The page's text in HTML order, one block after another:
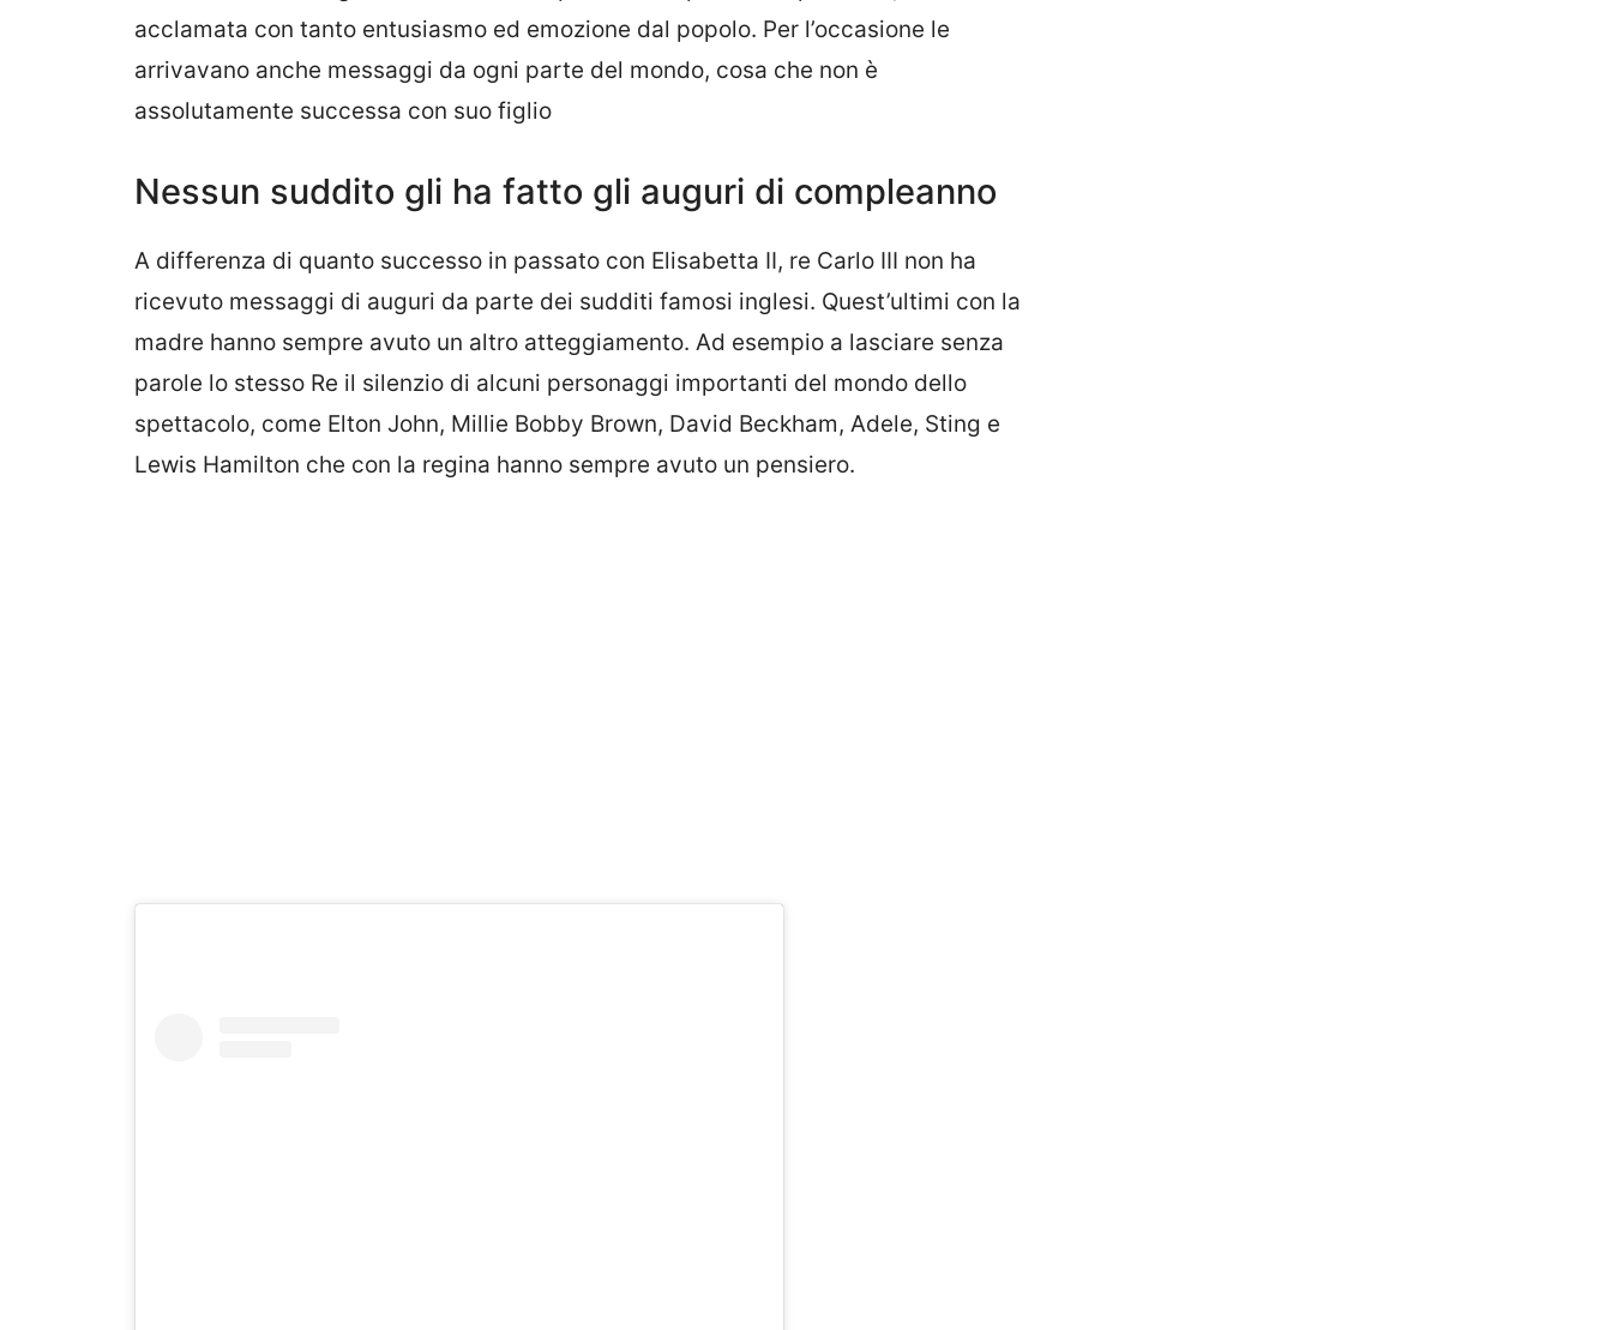
acclamata con tanto entusiasmo ed emozione dal popolo. Per l’occasione le
arrivavano anche messaggi da ogni parte del mondo, cosa che non è
assolutamente successa con suo figlio
Nessun suddito gli ha fatto gli auguri di compleanno
A differenza di quanto successo in passato con Elisabetta II, re Carlo III non ha
ricevuto messaggi di auguri da parte dei sudditi famosi inglesi. Quest’ultimi con la
madre hanno sempre avuto un altro atteggiamento. Ad esempio a lasciare senza
parole lo stesso Re il silenzio di alcuni personaggi importanti del mondo dello
spettacolo, come Elton John, Millie Bobby Brown, David Beckham, Adele, Sting e
Lewis Hamilton che con la regina hanno sempre avuto un pensiero.